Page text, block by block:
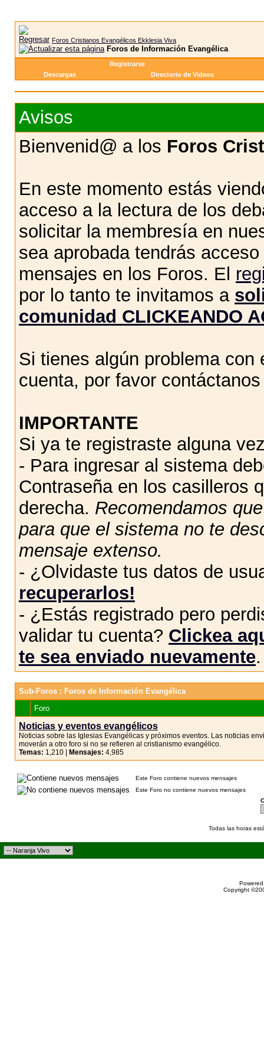
Foros Cristianos Evangélicos Ekklesia Viva
Foros de Información Evangélica
Registrarse
Descargas
Directorio de Videos
Avisos
Bienvenid@ a los Foros
En este momento estás
acceso a la lectura de los
solicitar la membresía en
sea aprobada tendrás
mensajes en los Foros. El
por lo tanto te invitamos a
comunidad CLICKEANDO
Si tienes algún problema
cuenta, por favor
IMPORTANTE
Si ya te registraste alguna
- Para ingresar al sistema
Contraseña en los casilleros
derecha. Recomendamos
para que el sistema no te
mensaje extenso.
- ¿Olvidaste tus datos de
recuperarlos!
- ¿Estás registrado pero
validar tu cuenta? Clickea
te sea enviado nuevamente.
Sub-Foros : Foros de Información Evangélica
Foro
Noticias y eventos evangélicos
Noticias sobre las Iglesias Evangélicas y próximos eventos. Las noticias
moverán a otro foro si no se refieren al cristianismo evangélico.
Temas: 1,210 | Mensajes: 4,985
Este Foro contiene nuevos mensajes
Este Foro no contiene nuevos mensajes
Todas las horas
Copyright